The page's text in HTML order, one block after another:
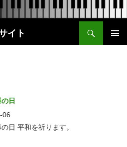
イト
日
06
日 平和を祈ります。